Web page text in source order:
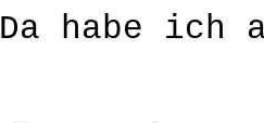
Da habe ich